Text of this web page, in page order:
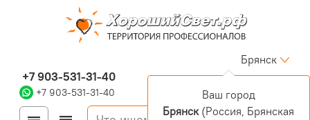
+7 903-531-31-40
+7 903-531-31-40
Брянск
Войти
Регистрация
Ваш город
Брянск(Россия, Брянская